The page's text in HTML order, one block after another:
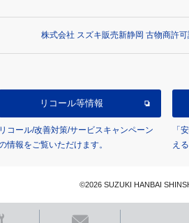
株式会社 スズキ販売新静岡 古物商許
リコール等情報
リコール/改善対策/サービスキャンペーン
情報をご覧いただけます。
「
え
©2026 SUZUKI HANBAI